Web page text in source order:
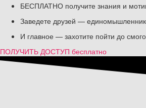
БЕСПЛАТНО получите знания и
Заведете друзей —
И главное — захотите пойти до
ПОЛУЧИТЬ ДОСТУП бесплатно